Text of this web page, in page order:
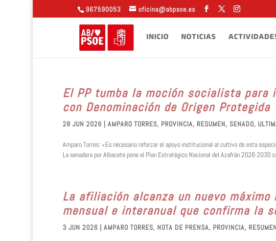
967590053 oficina@abpsoe.es
INICIO NOTICIAS
El PP tumba la moción socialista para
con Denominación de Origen Protegida
28 JUN 2026 | AMPARO TORRES, PROVINCIA, RESUMEN, SENADO,
Amparo Torres: «Es necesario reforzar el apoyo institucional al cultivo de esta
La senadora por Albacete pone el Plan Estratégico Nacional del Azafrán 2026-2030
La afiliación alcanza un nuevo
mensual e interanual que confirma la
3 JUN 2026 | AMPARO TORRES, NOTA DE PRENSA, PROVINCIA,